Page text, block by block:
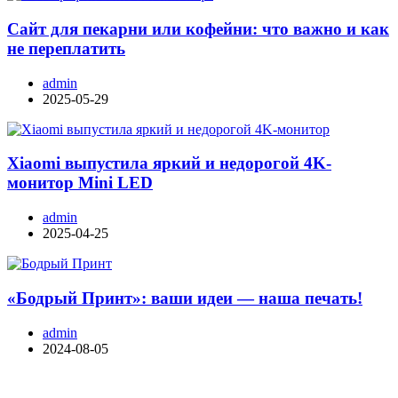
Сайт для пекарни или кофейни: что важно и как
не переплатить
admin
2025-05-29
Xiaomi выпустила яркий и недорогой 4K-
монитор Mini LED
admin
2025-04-25
«Бодрый Принт»: ваши идеи — наша печать!
admin
2024-08-05